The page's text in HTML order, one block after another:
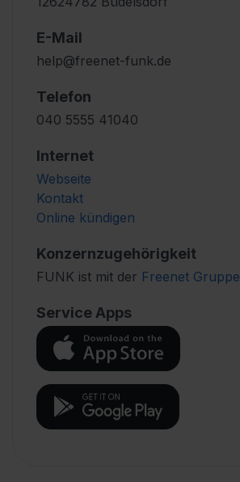
E-Mail
help@freenet-funk.de
Telefon
040 5555 41040
Internet
Webseite
Kontakt
Online kündigen
Konzernzugehörigkeit
FUNK ist mit der Freenet Gruppe
Service Apps